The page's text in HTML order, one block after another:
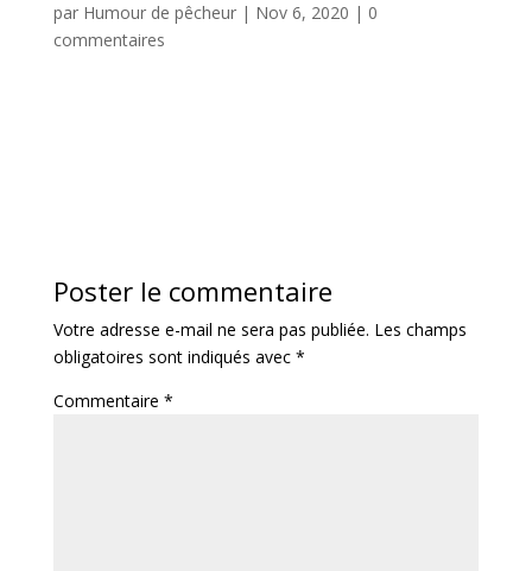
par Humour de pêcheur| Nov 6, 2020 | 0
commentaires
Poster le commentaire
Votre adresse e-mail ne sera pas publiée. Les champs
obligatoires sont indiqués avec *
Commentaire *